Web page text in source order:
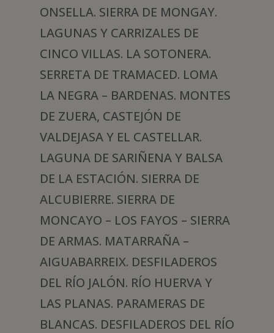
ONSELLA. SIERRA DE MONGAY.
LAGUNAS Y CARRIZALES DE
CINCO VILLAS. LA SOTONERA.
SERRETA DE TRAMACED. LOMA
LA NEGRA – BARDENAS. MONTES
DE ZUERA, CASTEJÓN DE
VALDEJASA Y EL CASTELLAR.
LAGUNA DE SARIÑENA Y BALSA
DE LA ESTACIÓN. SIERRA DE
ALCUBIERRE. SIERRA DE
MONCAYO – LOS FAYOS – SIERRA
DE ARMAS. MATARRAÑA –
AIGUABARREIX. DESFILADEROS
DEL RÍO JALÓN. RÍO HUERVA Y
LAS PLANAS. PARAMERAS DE
BLANCAS. DESFILADEROS DEL RÍO